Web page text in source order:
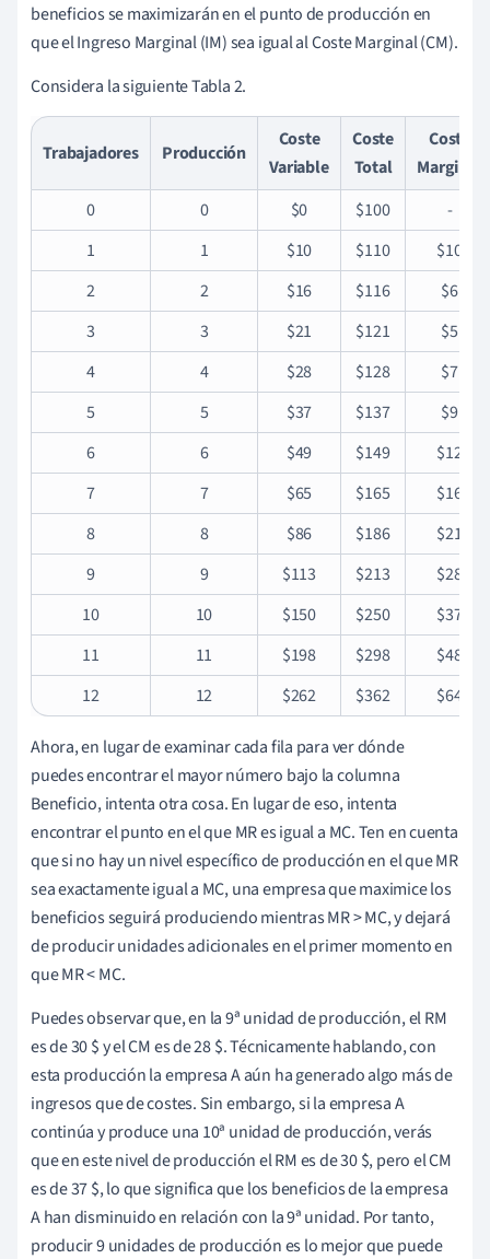
beneficios se maximizarán en el punto de producción en
que el Ingreso Marginal (IM) sea igual al Coste Marginal (CM).
Considera la siguiente Tabla 2.
Trabajadores Producción
Coste
Variable
Coste
Total
Coste
Marginal
0
0 $0 $100
-
1
1 $10 $110
$10
2
2 $16 $116
$6
3
3 $21 $121
$5
4
4 $28 $128
$7
5
5 $37 $137
$9
6
6 $49 $149
$12
7
7 $65 $165
$16
8
8 $86 $186
$21
9
9 $113 $213
$28
10
10 $150 $250
$37
11
11 $198 $298
$48
12
12 $262 $362 $64
Ahora, en lugar de examinar cada fila para ver dónde
puedes encontrar el mayor número bajo la columna
Beneficio, intenta otra cosa. En lugar de eso, intenta
encontrar el punto en el que MR es igual a MC. Ten en cuenta
que si no hay un nivel específico de producción en el que MR
sea exactamente igual a MC, una empresa que maximice los
beneficios seguirá produciendo mientras MR > MC, y dejará
de producir unidades adicionales en el primer momento en
que MR < MC.
Puedes observar que, en la 9ª unidad de producción, el RM
es de 30 $ y el CM es de 28 $. Técnicamente hablando, con
esta producción la empresa A aún ha generado algo más de
ingresos que de costes. Sin embargo, si la empresa A
continúa y produce una 10ª unidad de producción, verás
que en este nivel de producción el RM es de 30 $, pero el CM
es de 37 $, lo que significa que los beneficios de la empresa
A han disminuido en relación con la 9ª unidad. Por tanto,
producir 9 unidades de producción es lo mejor que puede